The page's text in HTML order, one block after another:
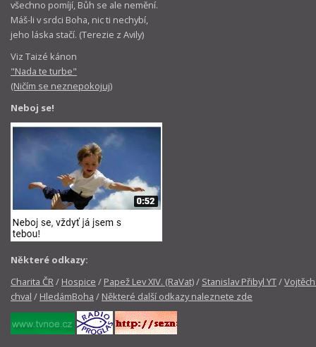
všechno pomíjí, Bůh se ale nemění.
Máš-li v srdci Boha, nic ti nechybí,
jeho láska stačí. (Terezie z Avily)
Viz Taizé kánon
"Nada te turbe"
(Ničím se neznepokojuj)
Neboj se!
Některé odkazy:
Charita ČR/ Hospice / Papež Lev XIV. (RaVat)/ Stanislav Přibyl YT/
chval / HledámBoha / Některé další odkazy naleznete zde